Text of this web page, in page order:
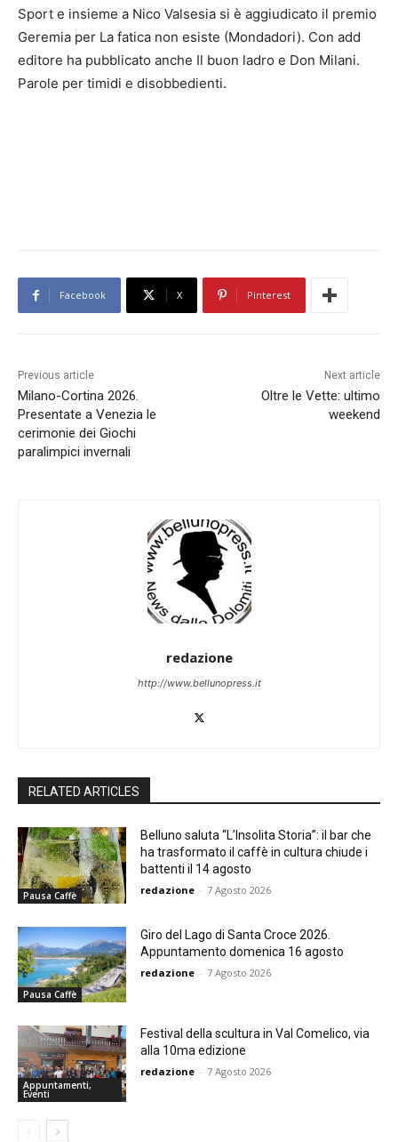
Sport e insieme a Nico Valsesia si è aggiudicato il premio
Geremia per La fatica non esiste (Mondadori). Con add
editore ha pubblicato anche Il buon ladro e Don Milani.
Parole per timidi e disobbedienti.
Facebook X Pinterest
Previous article
Milano-Cortina 2026.
Presentate a Venezia le
cerimonie dei Giochi
paralimpici invernali
Next article
Oltre le Vette: ultimo
weekend
redazione
http://www.bellunopress.it
RELATED ARTICLES
Pausa Caffè
Belluno saluta “L’Insolita Storia”: il bar che
ha trasformato il caffè in cultura chiude i
battenti il 14 agosto
redazione - 7 Agosto 2026
Pausa Caffè
Giro del Lago di Santa Croce 2026.
Appuntamento domenica 16 agosto
redazione - 7 Agosto 2026
Appuntamenti,
Eventi
Festival della scultura in Val Comelico, via
alla 10ma edizione
redazione - 7 Agosto 2026